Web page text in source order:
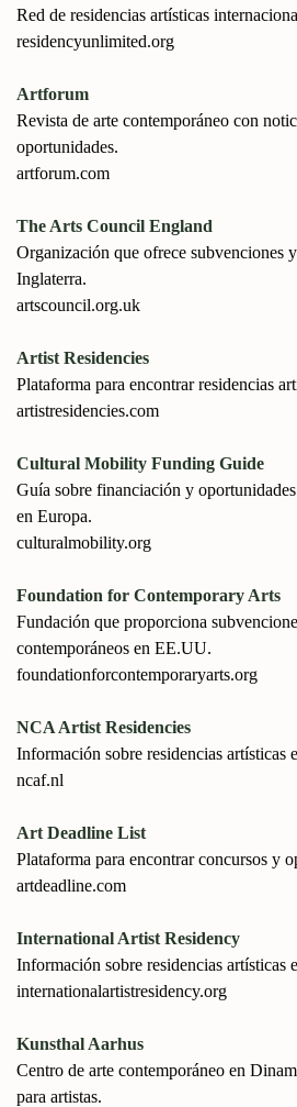
Red de residencias artísticas
residencyunlimited.org
Artforum
Revista de arte contemporáneo con
oportunidades.
artforum.com
The Arts Council England
Organización que ofrece subvenciones
Inglaterra.
artscouncil.org.uk
Artist Residencies
Plataforma para encontrar residencias
artistresidencies.com
Cultural Mobility Funding Guide
Guía sobre financiación y
en Europa.
culturalmobility.org
Foundation for Contemporary Arts
Fundación que proporciona
contemporáneos en EE.UU.
foundationforcontemporaryarts.org
NCA Artist Residencies
Información sobre residencias artísticas
ncaf.nl
Art Deadline List
Plataforma para encontrar concursos y
artdeadline.com
International Artist Residency
Información sobre residencias artísticas
internationalartistresidency.org
Kunsthal Aarhus
Centro de arte contemporáneo en
para artistas.